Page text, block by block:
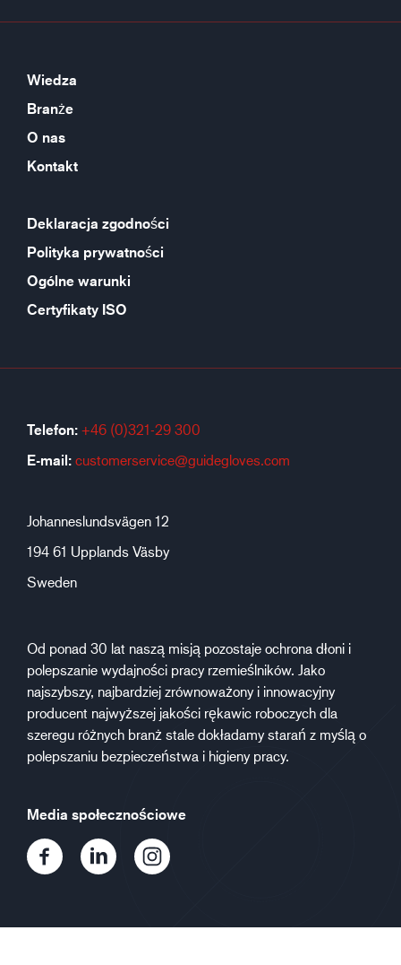
Wiedza
Branże
O nas
Kontakt
Deklaracja zgodności
Polityka prywatności
Ogólne warunki
Certyfikaty ISO
Telefon: +46 (0)321-29 300
E-mail: customerservice@guidegloves.com
Johanneslundsvägen 12
194 61 Upplands Väsby
Sweden
Od ponad 30 lat naszą misją pozostaje ochrona dłoni i
polepszanie wydajności pracy rzemieślników. Jako
najszybszy, najbardziej zrównoważony i innowacyjny
producent najwyższej jakości rękawic roboczych dla
szeregu różnych branż stale dokładamy starań z myślą o
polepszaniu bezpieczeństwa i higieny pracy.
Media społecznościowe